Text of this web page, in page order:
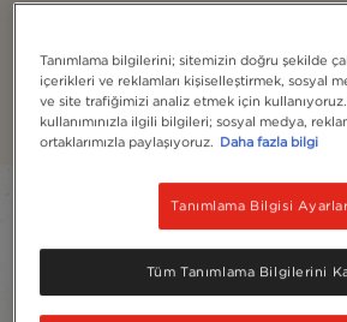
hazırlayacaksınız
Daha fazla
5 Sort:En
Tanımlama bilgilerini; sitemizin doğru şekilde
içerikleri ve reklamları kişiselleştirmek, sosyal
ve site trafiğimizi analiz etmek için
kullanımınızla ilgili bilgileri; sosyal medya,
ortaklarımızla paylaşıyoruz. Daha fazla bilgi
Tanımlama Bilgisi
Tüm Tanımlama Bilgilerini